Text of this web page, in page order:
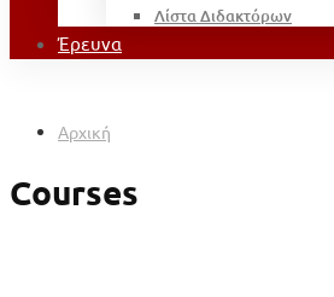
Λίστα Διδακτόρων
Έρευνα
Αρχική
Courses